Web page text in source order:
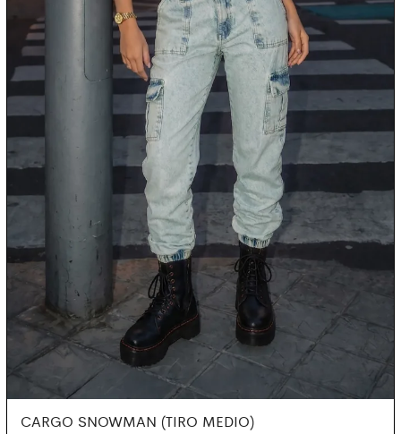
CARGO SNOWMAN (TIRO MEDIO)